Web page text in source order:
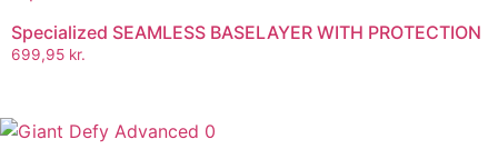
Specialized SEAMLESS BASELAYER WITH PROTECTION
699,95 kr.